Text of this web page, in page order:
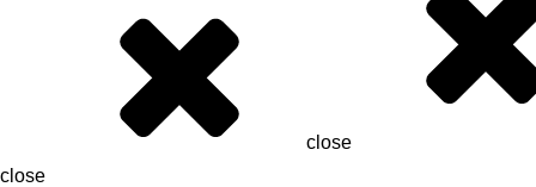
close
close